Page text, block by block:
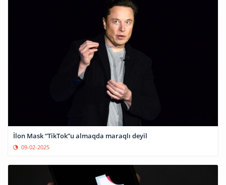
İlon Mask “TikTok”u almaqda maraqlı deyil
09-02-2025